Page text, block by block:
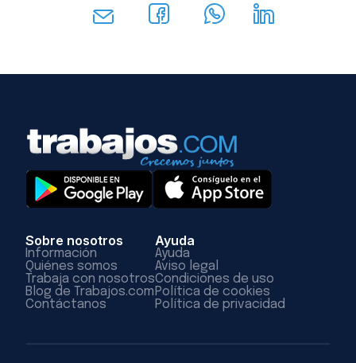
Sobre nosotros
Información
Quiénes somos
Trabaja con nosotros
Blog de Trabajos.com
Contáctanos
Ayuda
Ayuda
Aviso legal
Condiciones de uso
Política de cookies
Política de privacidad